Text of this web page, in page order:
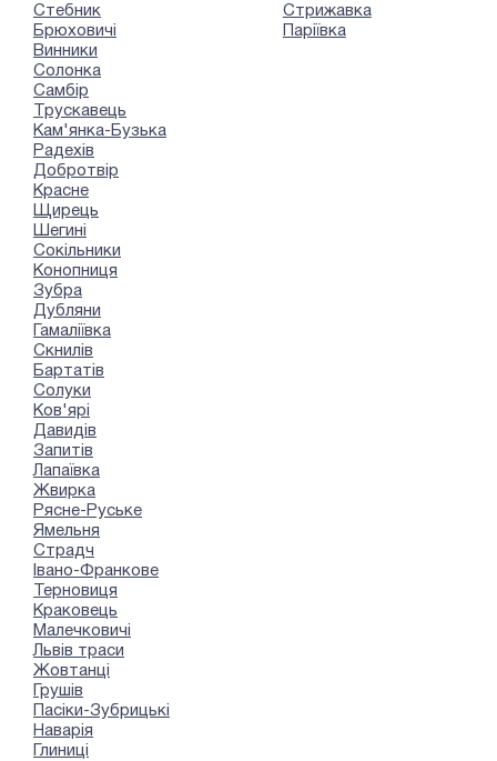
Стебник
Брюховичі
Винники
Солонка
Самбір
Трускавець
Кам'янка-Бузька
Радехів
Добротвір
Красне
Щирець
Шегині
Сокільники
Конопниця
Зубра
Дубляни
Гамаліївка
Скнилів
Бартатів
Солуки
Ков'ярі
Давидів
Запитів
Лапаївка
Жвирка
Рясне-Руське
Ямельня
Страдч
Івано-Франкове
Терновиця
Краковець
Малечковичі
Львів траси
Жовтанці
Грушів
Пасіки-Зубрицькі
Наварія
Глиниці
Стрижавка
Паріївка